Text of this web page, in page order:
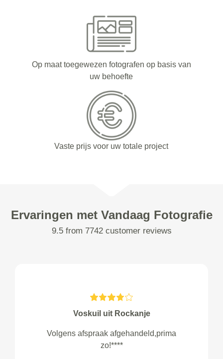
Op maat toegewezen fotografen op basis van
uw behoefte
Vaste prijs voor uw totale project
Ervaringen met Vandaag Fotografie
9.5 from 7742 customer reviews
Voskuil uit Rockanje
Volgens afspraak afgehandeld,prima
zo!****